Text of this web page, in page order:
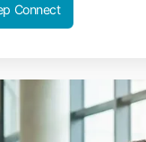
Connect